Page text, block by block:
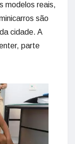
modelos reais,
são
cidade. A
parte